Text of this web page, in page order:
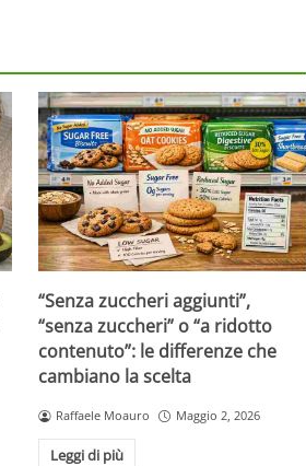
“Senza zuccheri aggiunti”,
“senza zuccheri” o “a ridotto
contenuto”: le differenze che
cambiano la scelta
Raffaele Moauro Maggio 2, 2026
Leggi di più